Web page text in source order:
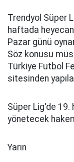
Trendyol Süper
haftada
Pazar günü
Söz konusu
Türkiye Futbol
sitesinden
Süper Lig'de 19.
yönetecek
Yarın